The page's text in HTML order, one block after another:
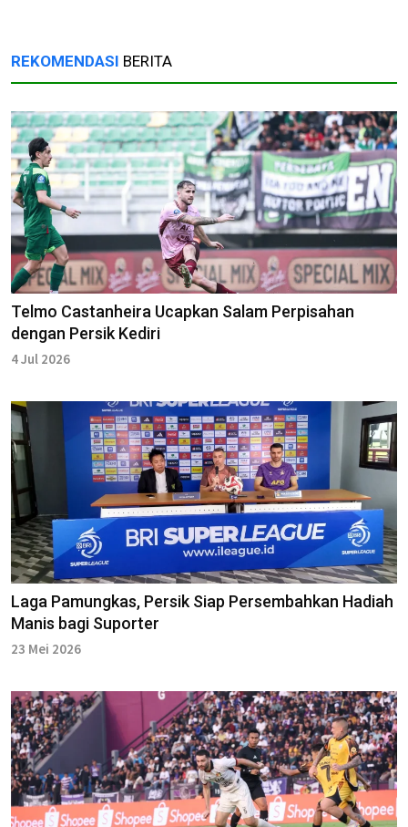
REKOMENDASI BERITA
Telmo Castanheira Ucapkan Salam Perpisahan
dengan Persik Kediri
4 Jul 2026
Laga Pamungkas, Persik Siap Persembahkan Hadiah
Manis bagi Suporter
23 Mei 2026